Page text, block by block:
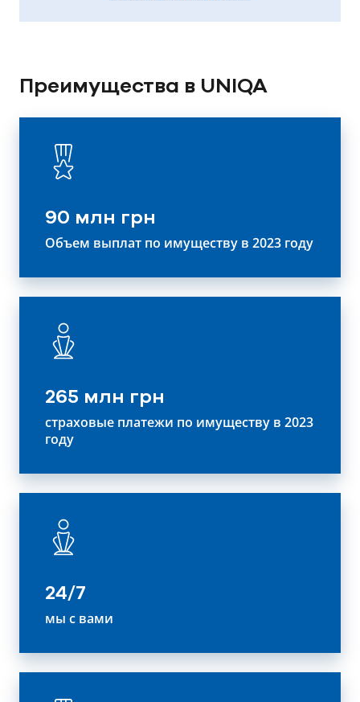
Преимущества в UNIQA
90 млн грн
Объем выплат по имуществу в 2023 году
265 млн грн
страховые платежи по имуществу в 2023
году
24/7
мы с вами